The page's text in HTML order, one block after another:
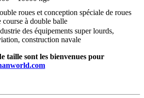
roues et conception spéciale de roues
course à double balle
des équipements super lourds,
construction navale
taille sont les bienvenues pour